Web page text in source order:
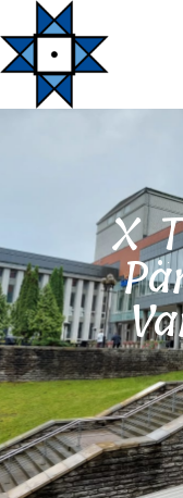
X Tartu Folk: